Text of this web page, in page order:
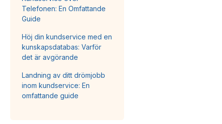
Telefonen: En Omfattande
Guide
Höj din kundservice med en
kunskapsdatabas: Varför
det är avgörande
Landning av ditt drömjobb
inom kundservice: En
omfattande guide